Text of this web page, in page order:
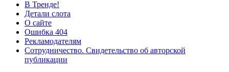
В Тренде!
Детали слота
О сайте
Ошибка 404
Рекламодателям
Сотрудничество. Свидетельство об авторской
публикации